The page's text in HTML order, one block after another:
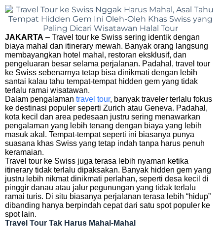
JAKARTA – Travel tour ke Swiss sering identik dengan
biaya mahal dan itinerary mewah. Banyak orang langsung
membayangkan hotel mahal, restoran eksklusif, dan
pengeluaran besar selama perjalanan. Padahal, travel tour
ke Swiss sebenarnya tetap bisa dinikmati dengan lebih
santai kalau tahu tempat-tempat hidden gem yang tidak
terlalu ramai wisatawan.
Dalam pengalaman travel tour, banyak traveler terlalu fokus
ke destinasi populer seperti Zurich atau Geneva. Padahal,
kota kecil dan area pedesaan justru sering menawarkan
pengalaman yang lebih tenang dengan biaya yang lebih
masuk akal. Tempat-tempat seperti ini biasanya punya
suasana khas Swiss yang tetap indah tanpa harus penuh
keramaian.
Travel tour ke Swiss juga terasa lebih nyaman ketika
itinerary tidak terlalu dipaksakan. Banyak hidden gem yang
justru lebih nikmat dinikmati perlahan, seperti desa kecil di
pinggir danau atau jalur pegunungan yang tidak terlalu
ramai turis. Di situ biasanya perjalanan terasa lebih “hidup”
dibanding hanya berpindah cepat dari satu spot populer ke
spot lain.
Travel Tour Tak Harus Mahal-Mahal